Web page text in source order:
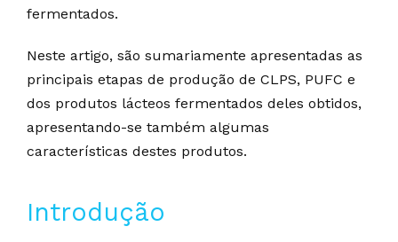
fermentados.
Neste artigo, são sumariamente apresentadas as
principais etapas de produção de CLPS, PUFC e
dos produtos lácteos fermentados deles obtidos,
apresentando-se também algumas
características destes produtos.
Introdução